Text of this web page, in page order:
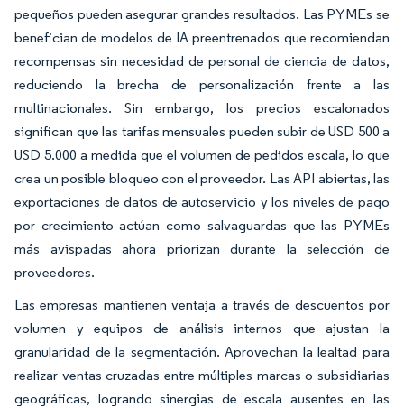
pequeños pueden asegurar grandes resultados. Las PYMEs se
benefician de modelos de IA preentrenados que recomiendan
recompensas sin necesidad de personal de ciencia de datos,
reduciendo la brecha de personalización frente a las
multinacionales. Sin embargo, los precios escalonados
significan que las tarifas mensuales pueden subir de USD 500 a
USD 5.000 a medida que el volumen de pedidos escala, lo que
crea un posible bloqueo con el proveedor. Las API abiertas, las
exportaciones de datos de autoservicio y los niveles de pago
por crecimiento actúan como salvaguardas que las PYMEs
más avispadas ahora priorizan durante la selección de
proveedores.
Las empresas mantienen ventaja a través de descuentos por
volumen y equipos de análisis internos que ajustan la
granularidad de la segmentación. Aprovechan la lealtad para
realizar ventas cruzadas entre múltiples marcas o subsidiarias
geográficas, logrando sinergias de escala ausentes en las